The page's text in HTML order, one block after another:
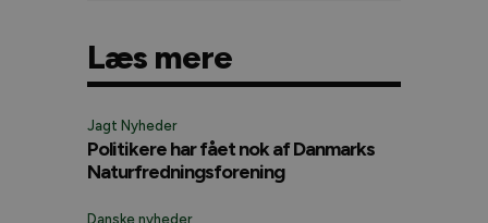
Læs mere
Jagt Nyheder
Politikere har fået nok af Danmarks
Naturfredningsforening
Danske nyheder